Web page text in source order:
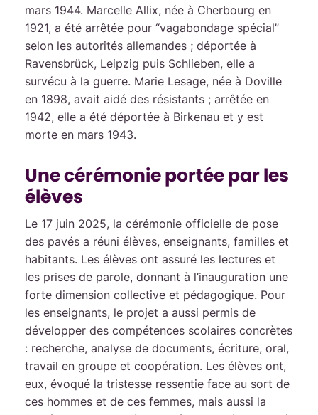
mars 1944. Marcelle Allix, née à Cherbourg en
1921, a été arrêtée pour “vagabondage spécial”
selon les autorités allemandes ; déportée à
Ravensbrück, Leipzig puis Schlieben, elle a
survécu à la guerre. Marie Lesage, née à Doville
en 1898, avait aidé des résistants ; arrêtée en
1942, elle a été déportée à Birkenau et y est
morte en mars 1943.
Une cérémonie portée par les
élèves
Le 17 juin 2025, la cérémonie officielle de pose
des pavés a réuni élèves, enseignants, familles et
habitants. Les élèves ont assuré les lectures et
les prises de parole, donnant à l’inauguration une
forte dimension collective et pédagogique. Pour
les enseignants, le projet a aussi permis de
développer des compétences scolaires concrètes
: recherche, analyse de documents, écriture, oral,
travail en groupe et coopération. Les élèves ont,
eux, évoqué la tristesse ressentie face au sort de
ces hommes et de ces femmes, mais aussi la